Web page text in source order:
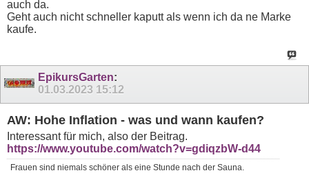
auch da.
Geht auch nicht schneller kaputt als wenn ich da ne Marke
kaufe.
EpikursGarten:
01.03.2023 15:12
AW: Hohe Inflation - was und wann kaufen?
Interessant für mich, also der Beitrag.
https://www.youtube.com/watch?v=gdiqzbW-d44
Frauen sind niemals schöner als eine Stunde nach der Sauna.